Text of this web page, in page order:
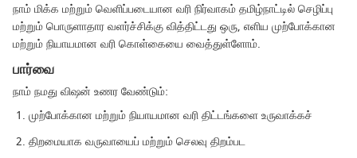
நாம் மிக்க மற்றும் வெளிப்படையான வரி நிர்வாகம் தமிழ்நாட்டில் செழிப்பு
மற்றும் பொருளாதார வளர்ச்சிக்கு வித்திட்டது ஒரு, எளிய முற்போக்கான
மற்றும் நியாயமான வரி கொள்கையை வைத்துள்ளோம்.
பார்வை
நாம் நமது விஷன் உணர வேண்டும்:
முற்போக்கான மற்றும் நியாயமான வரி திட்டங்களை உருவாக்கச்
திறமையாக வருவாயைப் மற்றும் செலவு திறம்பட